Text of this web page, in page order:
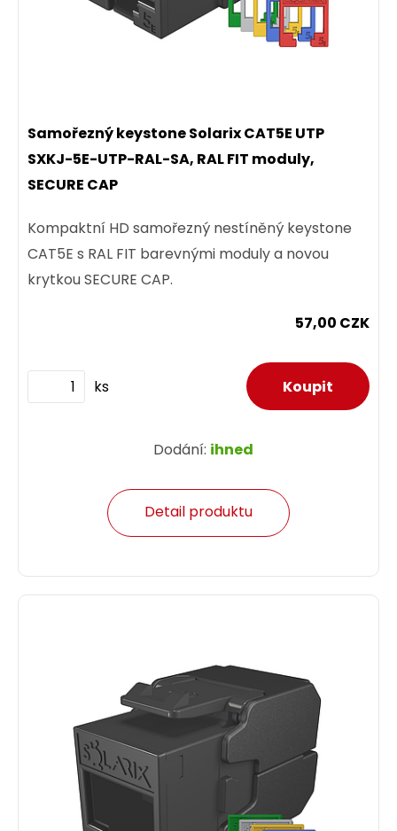
Samořezný keystone Solarix CAT5E UTP
SXKJ-5E-UTP-RAL-SA, RAL FIT moduly,
SECURE CAP
Kompaktní HD samořezný nestíněný keystone
CAT5E s RAL FIT barevnými moduly a novou
krytkou SECURE CAP.
57,00 CZK
ks
Dodání: ihned
Detail produktu